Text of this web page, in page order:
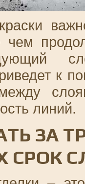
чем
к
линий.
ЗА
СРОК